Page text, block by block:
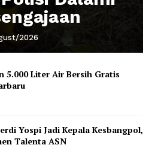
2026
5.000 Liter Air Bersih Gratis
Yospi Jadi Kepala Kesbangpol,
Talenta ASN